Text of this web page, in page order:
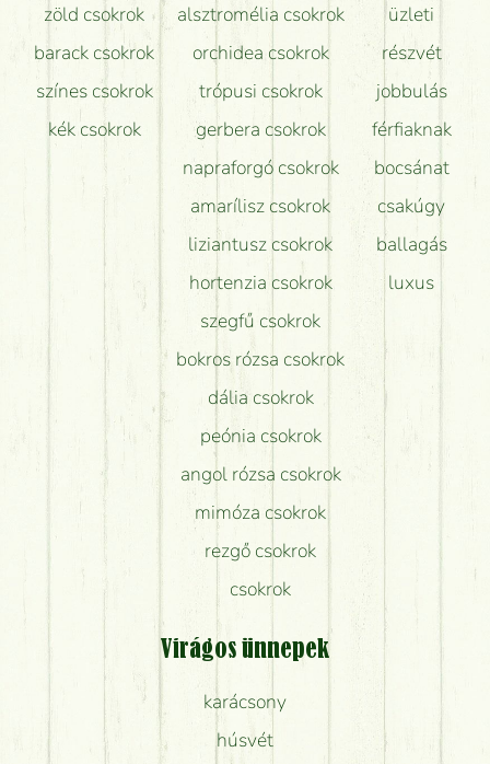
zöld csokrok
barack csokrok
színes csokrok
kék csokrok
alsztromélia csokrok
orchidea csokrok
trópusi csokrok
gerbera csokrok
napraforgó csokrok
amarílisz csokrok
liziantusz csokrok
hortenzia csokrok
szegfű csokrok
bokros rózsa csokrok
dália csokrok
peónia csokrok
angol rózsa csokrok
mimóza csokrok
rezgő csokrok
csokrok
üzleti
részvét
jobbulás
férfiaknak
bocsánat
csakúgy
ballagás
luxus
Virágos ünnepek
karácsony
húsvét